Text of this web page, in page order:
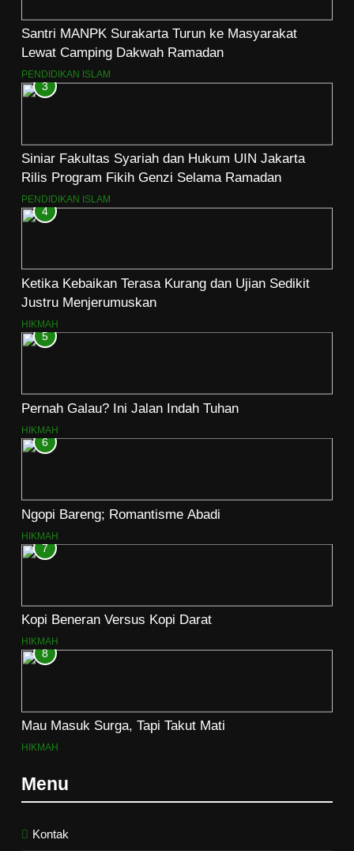
Santri MANPK Surakarta Turun ke Masyarakat
Lewat Camping Dakwah Ramadan
PENDIDIKAN ISLAM
3
Siniar Fakultas Syariah dan Hukum UIN Jakarta
Rilis Program Fikih Genzi Selama Ramadan
PENDIDIKAN ISLAM
4
Ketika Kebaikan Terasa Kurang dan Ujian Sedikit
Justru Menjerumuskan
HIKMAH
5
Pernah Galau? Ini Jalan Indah Tuhan
HIKMAH
6
Ngopi Bareng; Romantisme Abadi
HIKMAH
7
Kopi Beneran Versus Kopi Darat
HIKMAH
8
Mau Masuk Surga, Tapi Takut Mati
HIKMAH
Menu
Kontak